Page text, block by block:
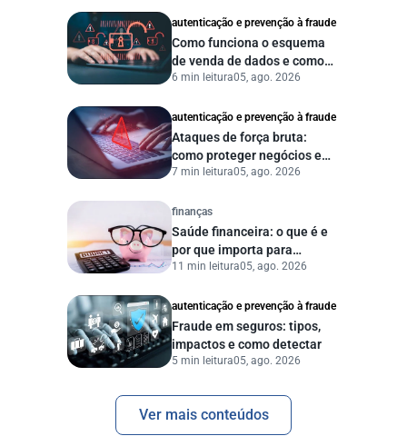
autenticação e prevenção à fraude
Como funciona o esquema
de venda de dados e como
proteger sua empresa?
6 min leitura05, ago. 2026
autenticação e prevenção à fraude
Ataques de força bruta:
como proteger negócios e
dados digitais
7 min leitura05, ago. 2026
finanças
Saúde financeira: o que é e
por que importa para
pessoas e empresas?
11 min leitura05, ago. 2026
autenticação e prevenção à fraude
Fraude em seguros: tipos,
impactos e como detectar
5 min leitura05, ago. 2026
Ver mais conteúdos